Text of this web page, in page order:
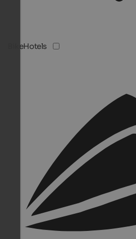
BikeHotels